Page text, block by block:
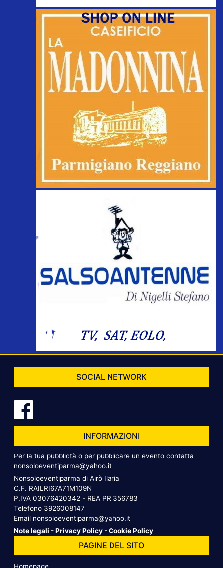
SOCIAL NETWORK
INFORMAZIONI
Per la tua pubblictà o per pubblicare un evento contatta
nonsoloeventiparma@yahoo.it
Nonsoloeventiparma di Airò Ilaria
C.F. RAILRI67A71M109N
P.IVA 03076420342 - REA PR 356783
Telefono 3926008147
Email nonsoloeventiparma@yahoo.it
Note legali -Privacy Policy -Cookie Policy
PAGINE DEL SITO
Homepage